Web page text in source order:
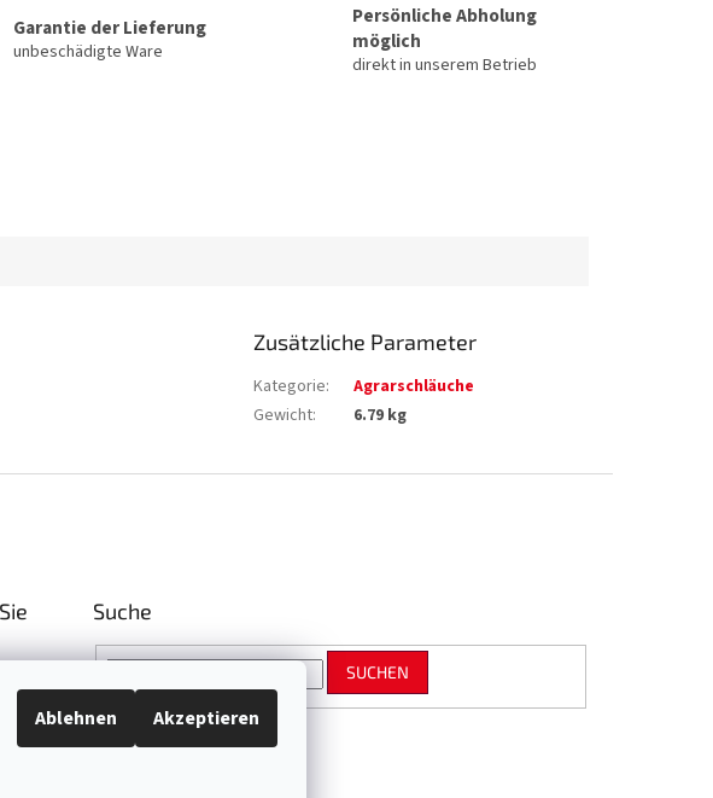
Ablehnen Akzeptieren
Garantie der Lieferung
unbeschädigte Ware
Persönliche Abholung
möglich
direkt in unserem Betrieb
Zusätzliche Parameter
Kategorie:
Agrarschläuche
Gewicht: 6.79 kg
Suche
SUCHEN